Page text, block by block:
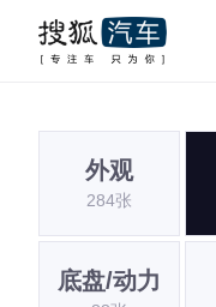
外观
284张
底盘/动力